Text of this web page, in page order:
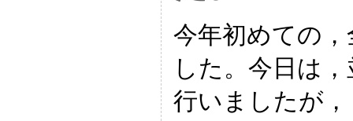
今年初めての
した。今日は
行いましたが，